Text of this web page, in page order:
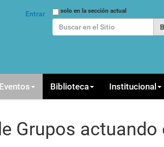
Buscarsolo en la sección actual
Entrar
Eventos Biblioteca Institucional
Grupos actuando